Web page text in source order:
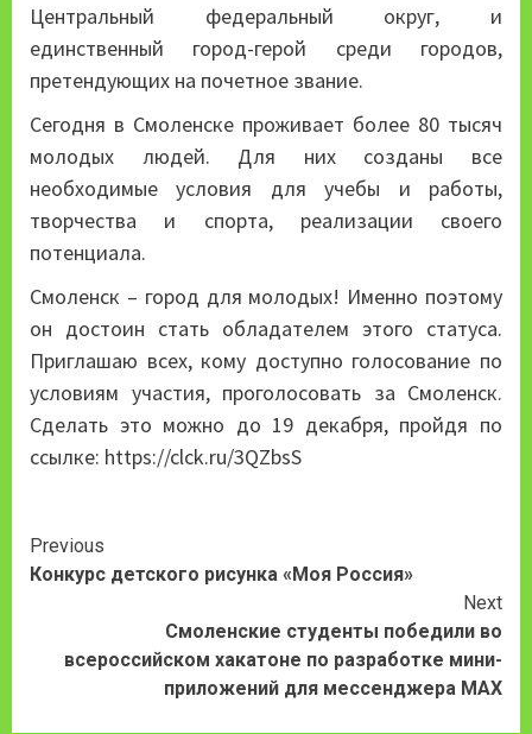
Центральный федеральный округ, и
единственный город-герой среди городов,
претендующих на почетное звание.
Сегодня в Смоленске проживает более 80 тысяч
молодых людей. Для них созданы все
необходимые условия для учебы и работы,
творчества и спорта, реализации своего
потенциала.
Смоленск – город для молодых! Именно поэтому
он достоин стать обладателем этого статуса.
Приглашаю всех, кому доступно голосование по
условиям участия, проголосовать за Смоленск.
Сделать это можно до 19 декабря, пройдя по
ссылке: https://clck.ru/3QZbsS
Continue
Reading
Previous
Конкурс детского рисунка «Моя Россия»
Next
Смоленские студенты победили во
всероссийском хакатоне по разработке мини-
приложений для мессенджера MAX